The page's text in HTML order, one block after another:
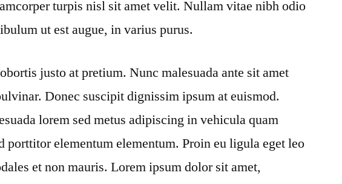
turpis nisl sit amet velit. Nullam vitae nibh odio
ut est augue, in varius purus.
justo at pretium. Nunc malesuada ante sit amet
Donec suscipit dignissim ipsum at euismod.
lorem sed metus adipiscing in vehicula quam
porttitor elementum elementum. Proin eu ligula eget leo
et non mauris. Lorem ipsum dolor sit amet,